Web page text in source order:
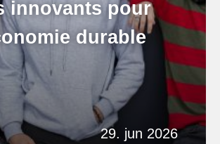
29. jun 2026
innovants pour
durable